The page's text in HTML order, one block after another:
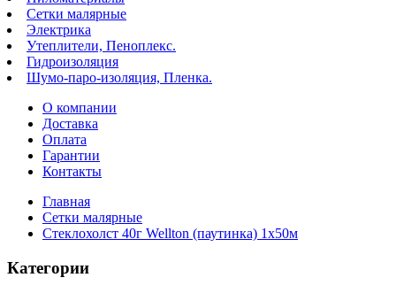
Сетки малярные
Электрика
Утеплители, Пеноплекс.
Гидроизоляция
Шумо-паро-изоляция, Пленка.
О компании
Доставка
Оплата
Гарантии
Контакты
Главная
Сетки малярные
Стеклохолст 40г Wellton (паутинка) 1х50м
Категории